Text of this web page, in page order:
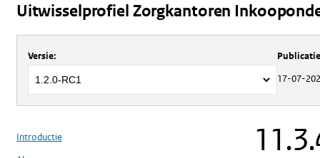
Uitwisselprofiel Zorgkantoren
Over Uitwisselprofiel Zorgkantoren
Versie:
17-07-
Introductie